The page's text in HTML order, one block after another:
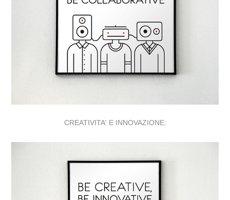
CREATIVITA' E INNOVAZIONE: